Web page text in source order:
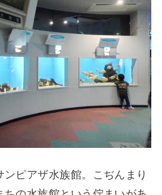
ピアザ水族館。こぢんまり